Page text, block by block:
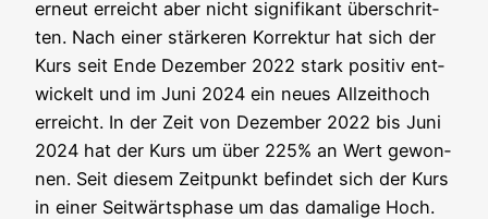
erneut erreicht aber nicht signi­fi­kant über­schrit­
ten. Nach einer stär­ke­ren Kor­rek­tur hat sich der
Kurs seit Ende Dezem­ber 2022 stark posi­tiv ent­
wi­ckelt und im Juni 2024 ein neu­es All­zeit­hoch
erreicht. In der Zeit von Dezem­ber 2022 bis Juni
2024 hat der Kurs um über 225% an Wert gewon­
nen. Seit die­sem Zeit­punkt befin­det sich der Kurs
in einer Seit­wärts­pha­se um das dama­li­ge Hoch.